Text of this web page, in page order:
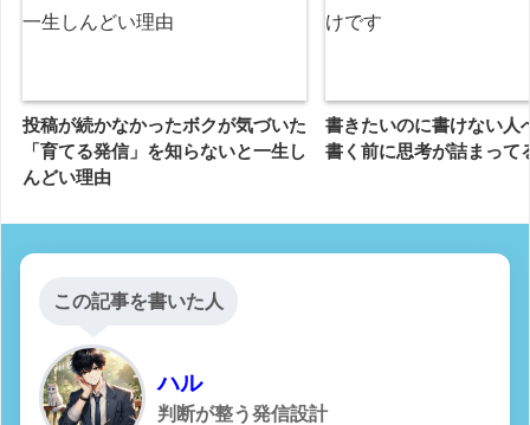
投稿が続かなかったボクが気づいた
「育てる発信」を知らないと一生し
んどい理由
書きたいのに書けない人
書く前に思考が詰まって
この記事を書いた人
ハル
判断が整う発信設計